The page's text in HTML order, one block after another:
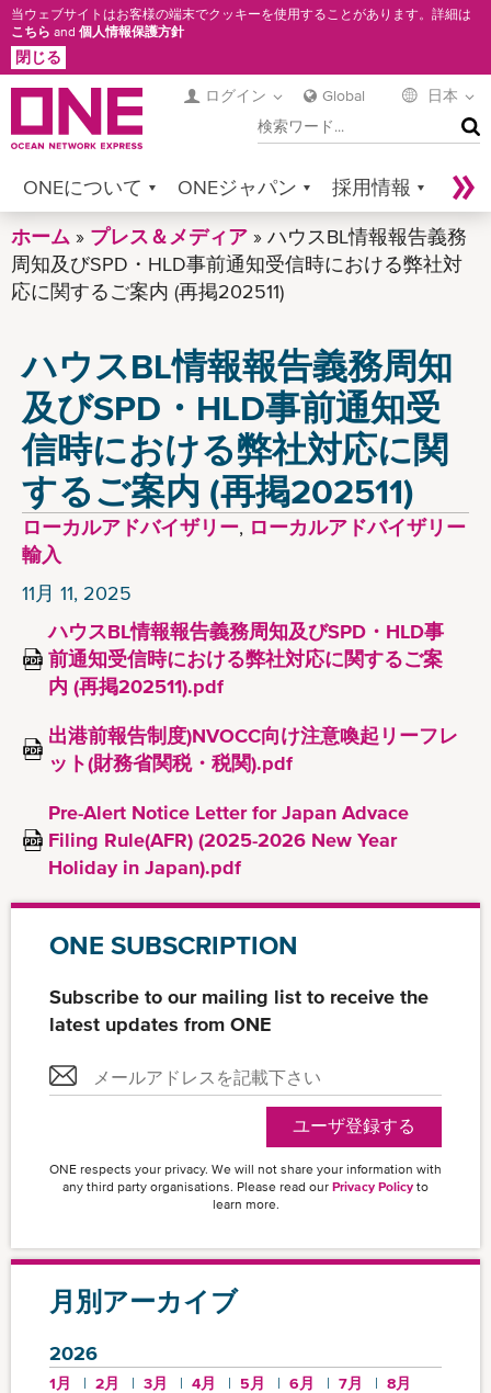
メ
イ
ン
テ
に
移
動
当ウェブサイトはお客様の端末でクッキーを使用することがあります。詳細は
こちら and 個人情報保護方針
閉じる
ログイン Global 日本
検
索
ONEについて ONEジャパン 採用情報
サービス コンタクト Sustainability
Newsroom Digital Solutions
ホーム プレス＆メディア
ハウスBL情報報告義務
周知及びSPD・HLD事前通知受信時における弊社対
応に関するご案内 (再掲202511)
ハウスBL情報報告義務周知
及びSPD・HLD事前通知受
信時における弊社対応に関
するご案内 (再掲202511)
ローカルアドバイザリー, ローカルアドバイザリー
輸入
11月 11, 2025
ハウスBL情報報告義務周知及びSPD・HLD事
前通知受信時における弊社対応に関するご案
内 (再掲202511).pdf
出港前報告制度)NVOCC向け注意喚起リーフレ
ット(財務省関税・税関).pdf
Pre-Alert Notice Letter for Japan Advace
Filing Rule(AFR) (2025-2026 New Year
Holiday in Japan).pdf
ONE SUBSCRIPTION
Subscribe to our mailing list to receive the
latest updates from ONE
ユーザ登録する
ONE respects your privacy. We will not share your information with
any third party organisations. Please read our Privacy Policy to
learn more.
月別アーカイブ
2026
1月 2月 3月 4月 5月 6月 7月 8月